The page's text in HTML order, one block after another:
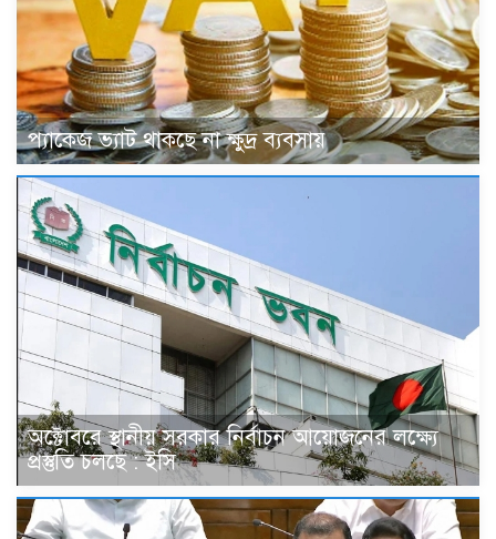
প্যাকেজ ভ্যাট থাকছে না ক্ষুদ্র ব্যবসায়
অক্টোবরে স্থানীয় সরকার নির্বাচন আয়োজনের লক্ষ্যে
প্রস্তুতি চলছে : ইসি